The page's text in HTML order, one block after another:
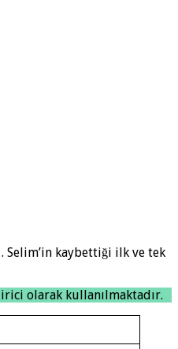
Selim’in kaybettiği ilk ve tek
olarak kullanılmaktadır.